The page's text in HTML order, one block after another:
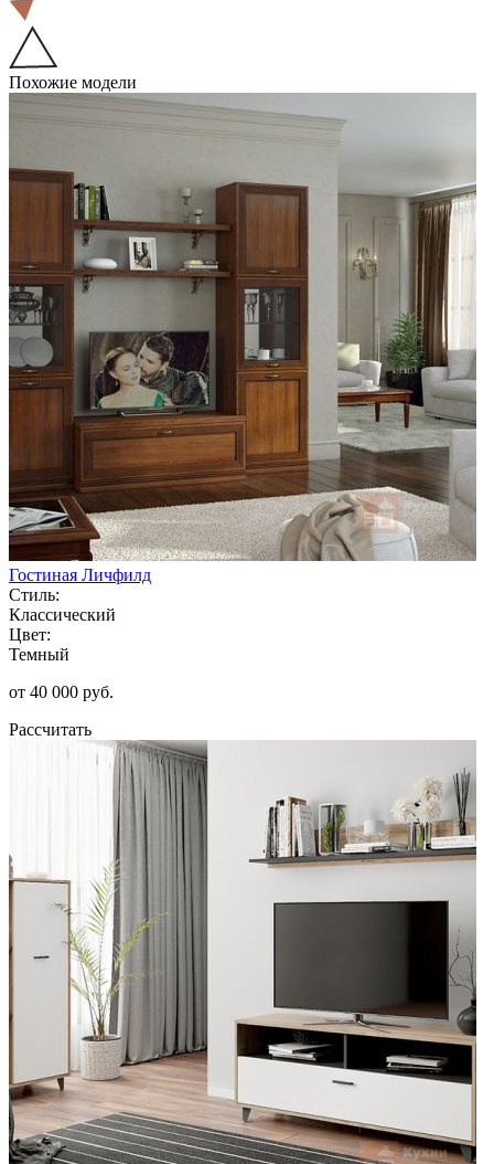
Похожие модели
Гостиная Личфилд
Стиль:
Классический
Цвет:
Темный
от 40 000 руб.
Рассчитать